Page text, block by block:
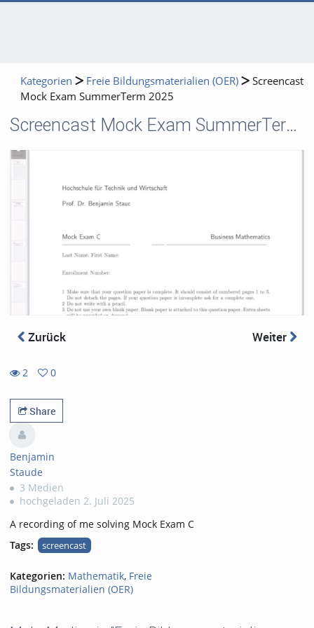
Kategorien Freie Bildungsmaterialien (OER)
Screencast
Mock Exam SummerTerm 2025
Screencast Mock Exam SummerTerm 2025
Zurück Weiter
2
views
0
favorites
Share
Benjamin
Staude
3 Medien
hochgeladen 2. Juli 2025
A recording of me solving Mock Exam C
Tags:
screencast
Kategorien: Mathematik, Freie
Bildungsmaterialien (OER)